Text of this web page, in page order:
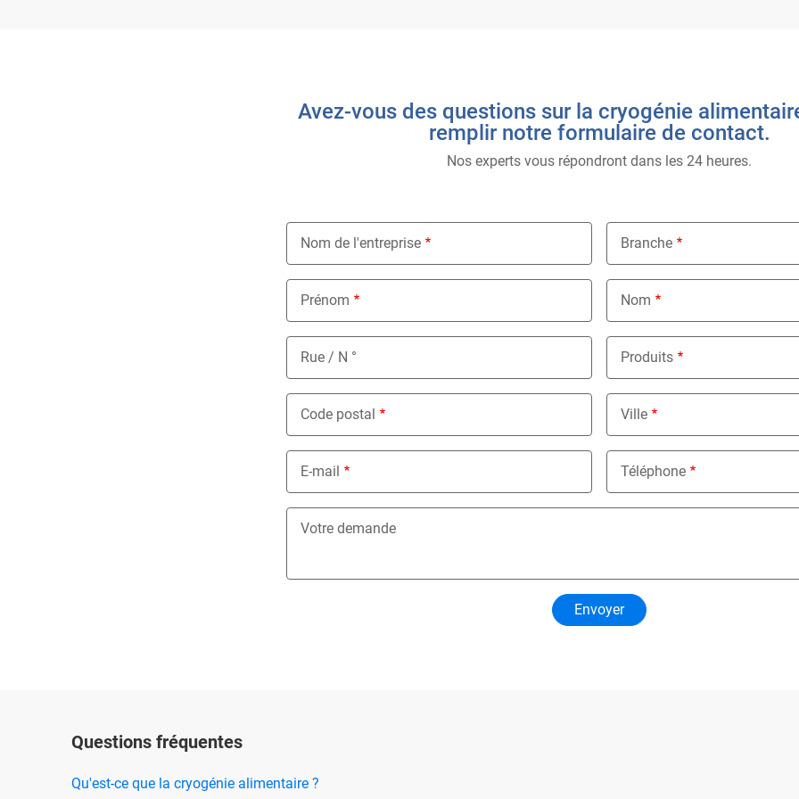
Avez-vous des questions sur la cryogénie
remplir notre formulaire de contact.
Nos experts vous répondront dans les 24 heures.
Nom de l'entreprise Branche
Nothing selected
Prénom Nom
Rue / N ° Produits
Nothing selected
Code postal Ville
E-mail Téléphone
Votre demande
Questions fréquentes
Qu'est-ce que la cryogénie alimentaire ?